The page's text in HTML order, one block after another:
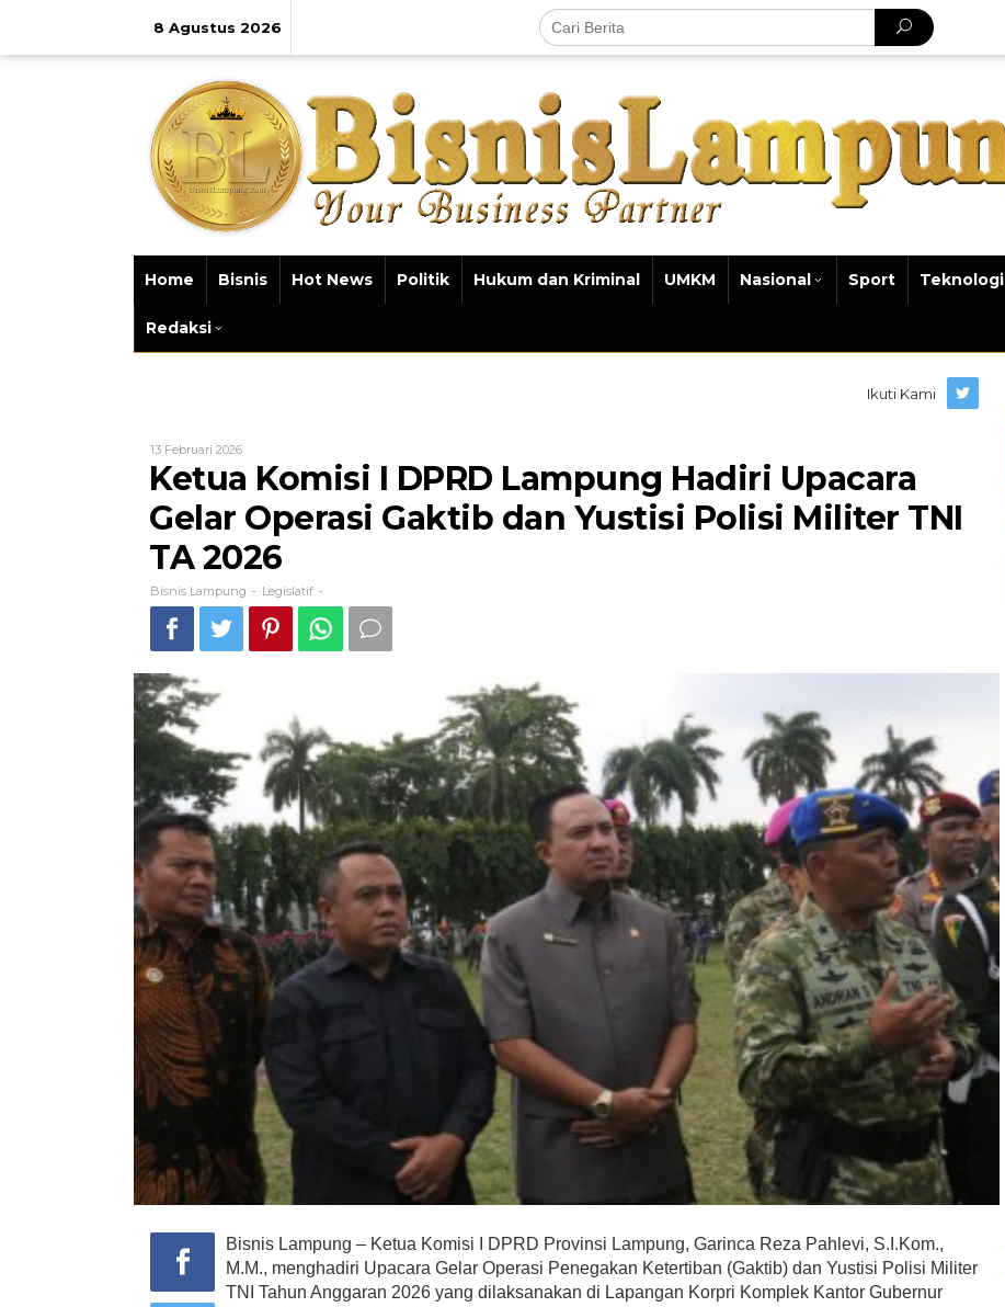
8 Agustus 2026
Home Bisnis Hot News Politik Hukum dan Kriminal UMKM Nasional Sport Teknologi
Redaksi
Ikuti Kami
13 Februari 2026Oleh
Bisnis
Lampung
Ketua Komisi I DPRD Lampung Hadiri Upacara
Gelar Operasi Gaktib dan Yustisi Polisi Militer TNI
TA 2026
Bisnis Lampung - Legislatif -
Bisnis Lampung – Ketua Komisi I DPRD Provinsi Lampung, Garinca Reza Pahlevi, S.I.Kom.,
M.M., menghadiri Upacara Gelar Operasi Penegakan Ketertiban (Gaktib) dan Yustisi Polisi Militer
TNI Tahun Anggaran 2026 yang dilaksanakan di Lapangan Korpri Komplek Kantor Gubernur